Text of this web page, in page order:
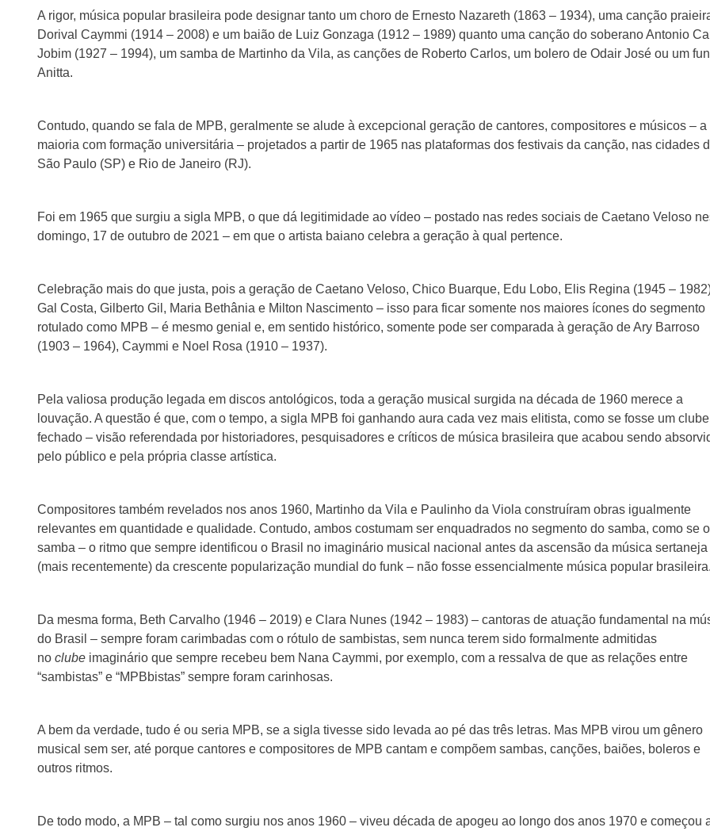
A rigor, música popular brasileira pode designar tanto um choro de Ernesto Nazareth (1863 – 1934), uma canção
Dorival Caymmi (1914 – 2008) e um baião de Luiz Gonzaga (1912 – 1989) quanto uma canção do soberano Antonio
Jobim (1927 – 1994), um samba de Martinho da Vila, as canções de Roberto Carlos, um bolero de Odair José ou um
Anitta.
Contudo, quando se fala de MPB, geralmente se alude à excepcional geração de cantores, compositores e músicos – a
maioria com formação universitária – projetados a partir de 1965 nas plataformas dos festivais da canção, nas cidades
São Paulo (SP) e Rio de Janeiro (RJ).
Foi em 1965 que surgiu a sigla MPB, o que dá legitimidade ao vídeo – postado nas redes sociais de Caetano Veloso
domingo, 17 de outubro de 2021 – em que o artista baiano celebra a geração à qual pertence.
Celebração mais do que justa, pois a geração de Caetano Veloso, Chico Buarque, Edu Lobo, Elis Regina (1945 –
Gal Costa, Gilberto Gil, Maria Bethânia e Milton Nascimento – isso para ficar somente nos maiores ícones do segmento
rotulado como MPB – é mesmo genial e, em sentido histórico, somente pode ser comparada à geração de Ary Barroso
(1903 – 1964), Caymmi e Noel Rosa (1910 – 1937).
Pela valiosa produção legada em discos antológicos, toda a geração musical surgida na década de 1960 merece a
louvação. A questão é que, com o tempo, a sigla MPB foi ganhando aura cada vez mais elitista, como se fosse um clube
fechado – visão referendada por historiadores, pesquisadores e críticos de música brasileira que acabou sendo
pelo público e pela própria classe artística.
Compositores também revelados nos anos 1960, Martinho da Vila e Paulinho da Viola construíram obras igualmente
relevantes em quantidade e qualidade. Contudo, ambos costumam ser enquadrados no segmento do samba, como se o
samba – o ritmo que sempre identificou o Brasil no imaginário musical nacional antes da ascensão da música sertaneja
(mais recentemente) da crescente popularização mundial do funk – não fosse essencialmente música popular brasileira.
Da mesma forma, Beth Carvalho (1946 – 2019) e Clara Nunes (1942 – 1983) – cantoras de atuação fundamental na
do Brasil – sempre foram carimbadas com o rótulo de sambistas, sem nunca terem sido formalmente admitidas
no clube imaginário que sempre recebeu bem Nana Caymmi, por exemplo, com a ressalva de que as relações entre
“sambistas” e “MPBbistas” sempre foram carinhosas.
A bem da verdade, tudo é ou seria MPB, se a sigla tivesse sido levada ao pé das três letras. Mas MPB virou um gênero
musical sem ser, até porque cantores e compositores de MPB cantam e compõem sambas, canções, baiões, boleros e
outros ritmos.
De todo modo, a MPB – tal como surgiu nos anos 1960 – viveu década de apogeu ao longo dos anos 1970 e começou